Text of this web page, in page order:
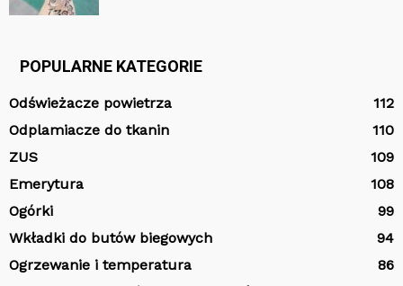
POPULARNE KATEGORIE
Odświeżacze powietrza
112
Odplamiacze do tkanin
110
ZUS
109
Emerytura
108
Ogórki
99
Wkładki do butów biegowych
94
Ogrzewanie i temperatura
86